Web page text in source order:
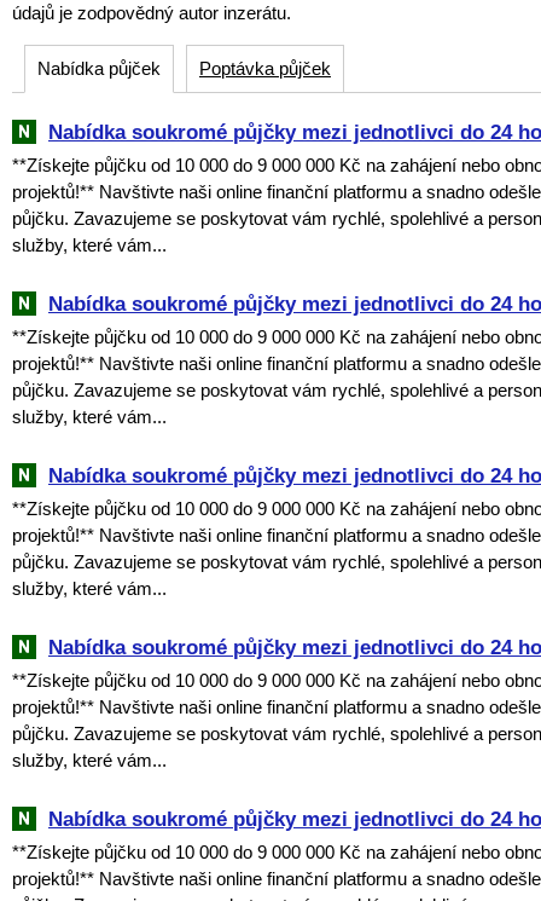
údajů je zodpovědný autor inzerátu.
Nabídka půjček Poptávka půjček
Nabídka soukromé půjčky mezi jednotlivci do 24
**Získejte půjčku od 10 000 do 9 000 000 Kč na zahájení nebo
projektů!** Navštivte naši online finanční platformu a snadno
půjčku. Zavazujeme se poskytovat vám rychlé, spolehlivé a
služby, které vám...
Nabídka soukromé půjčky mezi jednotlivci do 24
**Získejte půjčku od 10 000 do 9 000 000 Kč na zahájení nebo
projektů!** Navštivte naši online finanční platformu a snadno
půjčku. Zavazujeme se poskytovat vám rychlé, spolehlivé a
služby, které vám...
Nabídka soukromé půjčky mezi jednotlivci do 24
**Získejte půjčku od 10 000 do 9 000 000 Kč na zahájení nebo
projektů!** Navštivte naši online finanční platformu a snadno
půjčku. Zavazujeme se poskytovat vám rychlé, spolehlivé a
služby, které vám...
Nabídka soukromé půjčky mezi jednotlivci do 24
**Získejte půjčku od 10 000 do 9 000 000 Kč na zahájení nebo
projektů!** Navštivte naši online finanční platformu a snadno
půjčku. Zavazujeme se poskytovat vám rychlé, spolehlivé a
služby, které vám...
Nabídka soukromé půjčky mezi jednotlivci do 24
**Získejte půjčku od 10 000 do 9 000 000 Kč na zahájení nebo
projektů!** Navštivte naši online finanční platformu a snadno